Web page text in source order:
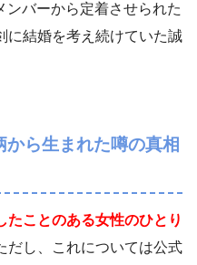
ンバーから定着させられた
に結婚を考え続けていた誠
から生まれた噂の真相
たことのある女性のひとり
だし、これについては公式